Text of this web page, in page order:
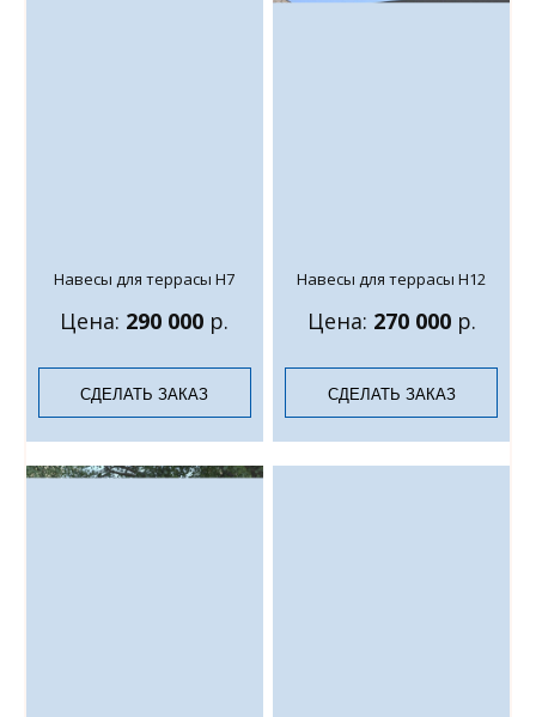
Навесы для террасы Н7
Цена: 290 000 р.
СДЕЛАТЬ ЗАКАЗ
Навесы для террасы Н12
Цена: 270 000р.
СДЕЛАТЬ ЗАКАЗ